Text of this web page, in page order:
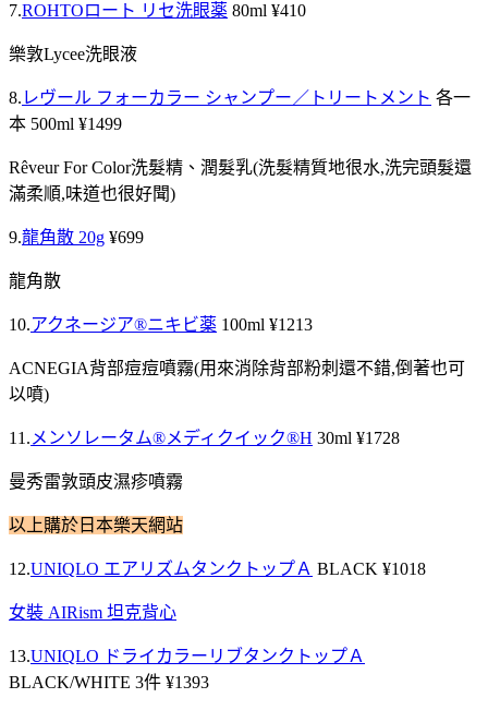
7.ROHTOロート リセ洗眼薬 80ml ¥410
樂敦Lycee洗眼液
8. レヴール フォーカラー シャンプー／トリートメント 各一
本 500ml ¥1499
Rêveur For Color洗髮精、潤髮乳(洗髮精質地很水,洗完頭髮還
滿柔順,味道也很好聞)
9.龍角散 20g ¥699
龍角散
10.アクネージア®ニキビ薬 100ml ¥1213
ACNEGIA背部痘痘噴霧(用來消除背部粉刺還不錯,倒著也可
以噴)
11. メンソレータム®メディクイック®H 30ml ¥1728
曼秀雷敦頭皮濕疹噴霧
以上購於日本樂天網站
12.UNIQLO エアリズムタンクトップＡ BLACK ¥1018
女裝 AIRism 坦克背心
13.UNIQLO ドライカラーリブタンクトップＡ
BLACK/WHITE 3件 ¥1393